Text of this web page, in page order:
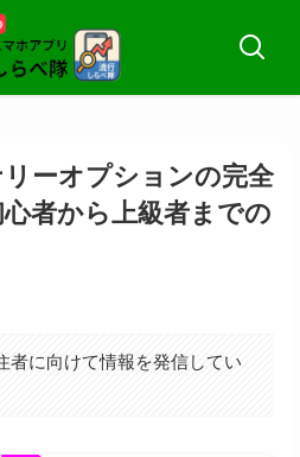
ーオプションの完全
者から上級者までの
者に向けて情報を発信してい